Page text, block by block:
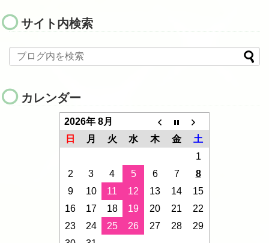
サイト内検索
カレンダー
2026年 8月
日
月 火 水 木 金
土
1
2
3 4 5 6 7
8
9
10 11 12 13 14
15
16
17 18 19 20 21
22
23
24 25 26 27 28
29